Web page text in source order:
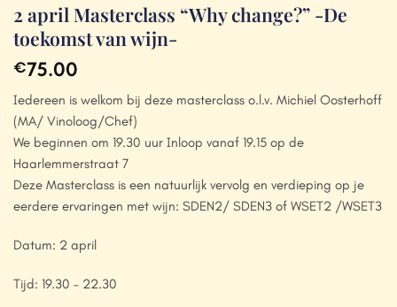
2 april Masterclass “Why change?” -De
toekomst van wijn-
€75.00
Iedereen is welkom bij deze masterclass o.l.v. Michiel Oosterhoff
(MA/ Vinoloog/Chef)
We beginnen om 19.30 uur Inloop vanaf 19.15 op de
Haarlemmerstraat 7
Deze Masterclass is een natuurlijk vervolg en verdieping op je
eerdere ervaringen met wijn: SDEN2/ SDEN3 of WSET2 /WSET3
Datum: 2 april
Tijd: 19.30 – 22.30